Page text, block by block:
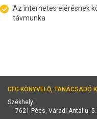
Az internetes elérésnek
távmunka
GFG KÖNYVELŐ, TANÁCSADÓ
Székhely:
7621 Pécs, Váradi Antal u. 5.